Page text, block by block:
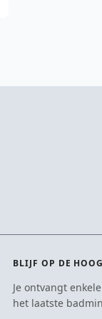
BLIJF OP DE
Je ontvangt
het laatste